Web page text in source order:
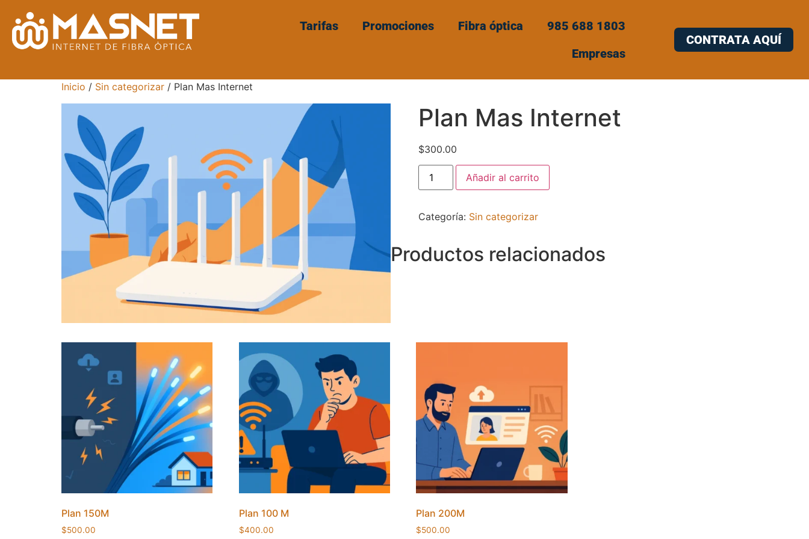
Tarifas Promociones Fibra óptica
985 688 1803
Empresas
CONTRATA AQUÍ
Inicio / Sin categorizar / Plan Mas Internet
Plan Mas Internet
$300.00
Añadir al carrito
Categoría: Sin categorizar
Productos relacionados
Plan 150M
$500.00
Plan 100 M
$400.00
Plan 200M
$500.00